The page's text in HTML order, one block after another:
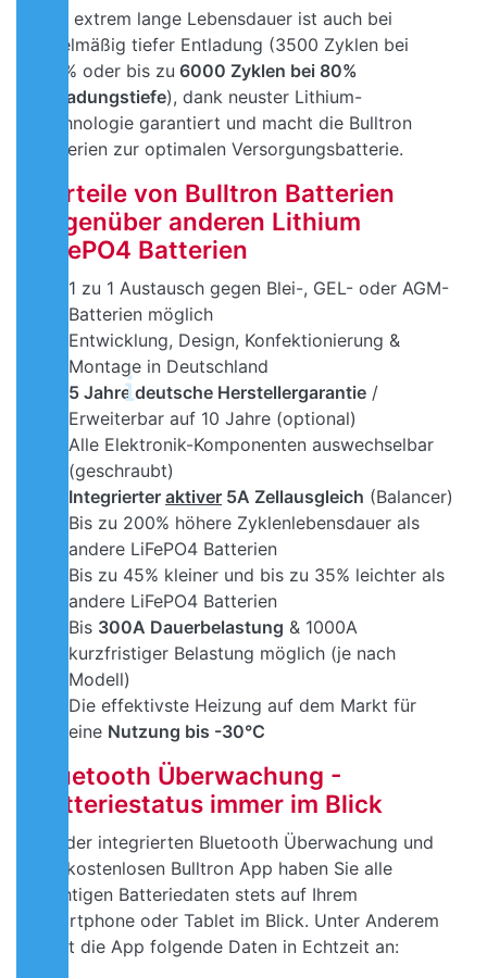
Eine extrem lange Lebensdauer ist auch bei
regelmäßig tiefer Entladung (3500 Zyklen bei
100% oder bis zu 6000 Zyklen bei 80%
Entladungstiefe), dank neuster Lithium-
Technologie garantiert und macht die Bulltron
Batterien zur optimalen Versorgungsbatterie.
Vorteile von Bulltron Batterien
gegenüber anderen Lithium
LiFePO4 Batterien
1 zu 1 Austausch gegen Blei-, GEL- oder AGM-
Batterien möglich
Entwicklung, Design, Konfektionierung &
Montage in Deutschland
5 Jahre deutsche Herstellergarantie /
Erweiterbar auf 10 Jahre (optional)
Alle Elektronik-Komponenten auswechselbar
(geschraubt)
Integrierter aktiver 5A Zellausgleich (Balancer)
Bis zu 200% höhere Zyklenlebensdauer als
andere LiFePO4 Batterien
Bis zu 45% kleiner und bis zu 35% leichter als
andere LiFePO4 Batterien
Bis 300A Dauerbelastung & 1000A
kurzfristiger Belastung möglich (je nach
Modell)
Die effektivste Heizung auf dem Markt für
eine Nutzung bis -30°C
Bluetooth Überwachung -
Batteriestatus immer im Blick
Mit der integrierten Bluetooth Überwachung und
der kostenlosen Bulltron App haben Sie alle
wichtigen Batteriedaten stets auf Ihrem
Smartphone oder Tablet im Blick. Unter Anderem
zeigt die App folgende Daten in Echtzeit an: